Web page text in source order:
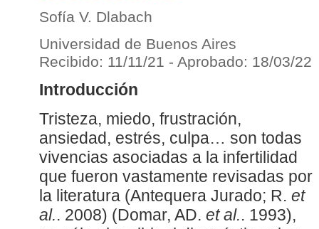
Sofía V. Dlabach
Universidad de Buenos Aires
Recibido: 11/11/21 - Aprobado: 18/03/22
Introducción
Tristeza, miedo, frustración,
ansiedad, estrés, culpa… son todas
vivencias asociadas a la infertilidad
que fueron vastamente revisadas por
la literatura (Antequera Jurado; R. et
al.. 2008) (Domar, AD. et al.. 1993),